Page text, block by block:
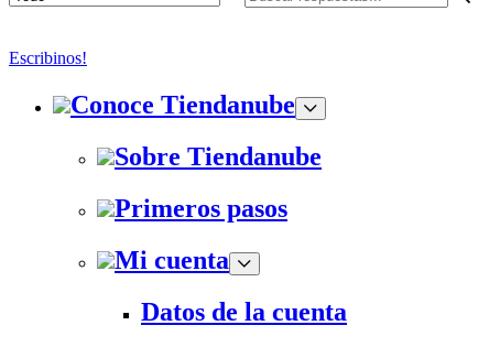
Escribinos!
Conoce Tiendanube
Sobre Tiendanube
Primeros pasos
Mi cuenta
Datos de la cuenta